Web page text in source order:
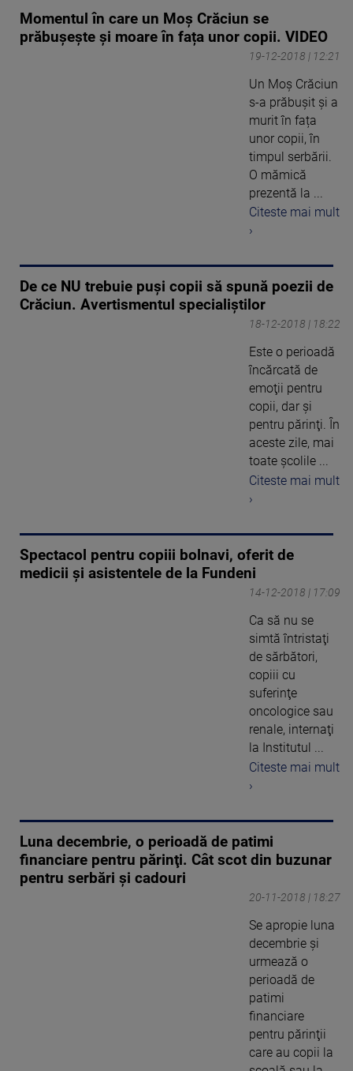
Momentul în care un Moș Crăciun se
prăbușește și moare în fața unor copii. VIDEO
19-12-2018 | 12:21
Un Moș Crăciun
s-a prăbușit și a
murit în fața
unor copii, în
timpul serbării.
O mămică
prezentă la ...
Citeste mai mult
›
De ce NU trebuie puşi copii să spună poezii de
Crăciun. Avertismentul specialiştilor
18-12-2018 | 18:22
Este o perioadă
încărcată de
emoţii pentru
copii, dar şi
pentru părinţi. În
aceste zile, mai
toate şcolile ...
Citeste mai mult
›
Spectacol pentru copiii bolnavi, oferit de
medicii şi asistentele de la Fundeni
14-12-2018 | 17:09
Ca să nu se
simtă întristaţi
de sărbători,
copiii cu
suferinţe
oncologice sau
renale, internaţi
la Institutul ...
Citeste mai mult
›
Luna decembrie, o perioadă de patimi
financiare pentru părinţi. Cât scot din buzunar
pentru serbări şi cadouri
20-11-2018 | 18:27
Se apropie luna
decembrie şi
urmează o
perioadă de
patimi
financiare
pentru părinţii
care au copii la